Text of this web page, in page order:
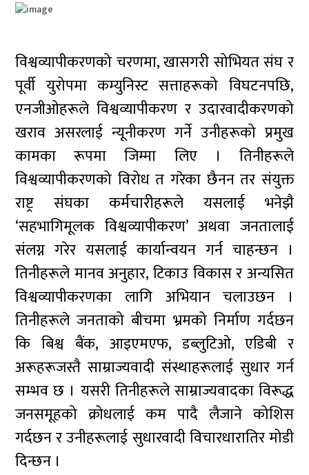
विश्वव्यापीकरणको चरणमा, खासगरी सोभियत संघ र
पूर्वी युरोपमा कम्युनिस्ट सत्ताहरूको विघटनपछि,
एनजीओहरूले विश्वव्यापीकरण र उदारवादीकरणको
खराव असरलाई न्यूनीकरण गर्ने उनीहरूको प्रमुख
कामका रूपमा जिम्मा लिए । तिनीहरूले
विश्वव्यापीकरणको विरोध त गरेका छैनन तर संयुक्त
राष्ट्र संघका कर्मचारीहरूले यसलाई भनेझै
‘सहभागिमूलक विश्वव्यापीकरण’ अथवा जनतालाई
संलग्न गरेर यसलाई कार्यान्वयन गर्न चाहन्छन ।
तिनीहरूले मानव अनुहार, टिकाउ विकास र अन्यसित
विश्वव्यापीकरणका लागि अभियान चलाउछन ।
तिनीहरूले जनताको बीचमा भ्रमको निर्माण गर्दछन
कि बिश्व बैंक, आइएमएफ, डब्लुटिओ, एडिबी र
अरूहरूजस्तै साम्राज्यवादी संस्थाहरूलाई सुधार गर्न
सम्भव छ । यसरी तिनीहरूले साम्राज्यवादका विरूद्ध
जनसमूहको क्रोधलाई कम पादै लैजाने कोशिस
गर्दछन र उनीहरूलाई सुधारवादी विचारधारातिर मोडी
दिन्छन ।